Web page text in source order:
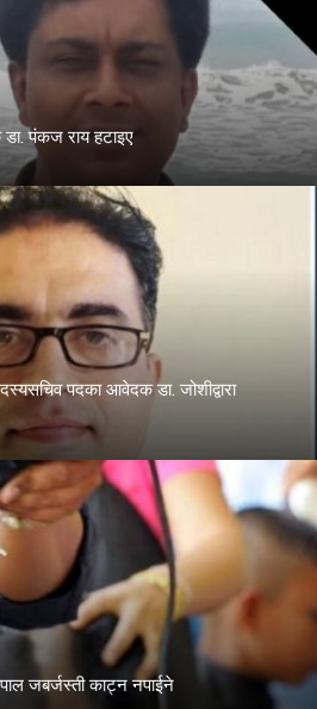
डा. पंकज राय हटाइए
पदका आवेदक डा. जोशीद्वारा
जबर्जस्ती काट्न नपाईने